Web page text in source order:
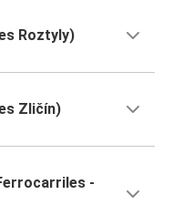
Roztyly)
Zličín)
-